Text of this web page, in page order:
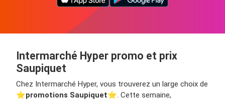
Intermarché Hyper promo et prix
Saupiquet
Chez Intermarché Hyper, vous trouverez un large choix de
⭐️promotions Saupiquet⭐️. Cette semaine,